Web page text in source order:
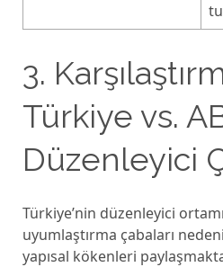
3.
Türkiye vs.
Düzenleyici
Türkiye’nin düzenleyici
uyumlaştırma çabaları
yapısal kökenleri